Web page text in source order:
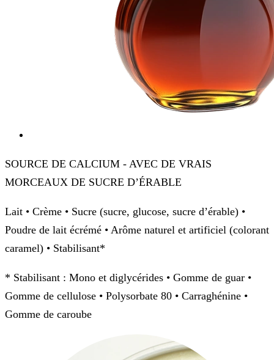
SOURCE DE CALCIUM - AVEC DE VRAIS
MORCEAUX DE SUCRE D’ÉRABLE
Lait • Crème • Sucre (sucre, glucose, sucre d’érable) •
Poudre de lait écrémé • Arôme naturel et artificiel (colorant
caramel) • Stabilisant*
* Stabilisant : Mono et diglycérides • Gomme de guar •
Gomme de cellulose • Polysorbate 80 • Carraghénine •
Gomme de caroube